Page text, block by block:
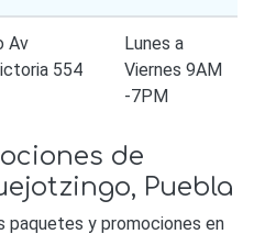
Av
554
Lunes a
Viernes 9AM
-7PM
de
Puebla
paquetes y promociones en